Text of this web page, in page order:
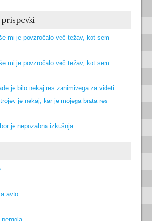
mi je povzročalo več težav, kot sem
mi je povzročalo več težav, kot sem
je bilo nekaj res zanimivega za videti
je nekaj, kar je mojega brata res
je nepozabna izkušnja.
avto